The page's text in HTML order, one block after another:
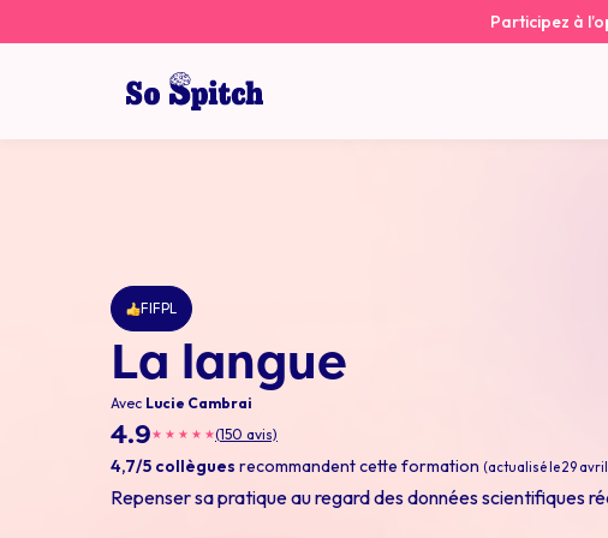
Participez à
So spitch
FIFPL
La langue
Avec Lucie Cambrai
4.9★ ★ ★ ★ ★(150 avis)
4,7/5 collègues recommandent cette formation (actualisé le 29
Repenser sa pratique au regard des données scientifiques